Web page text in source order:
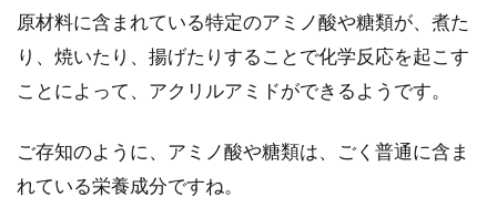
話題になっています。びっくり炊きの良いとこ
玄米のリジュベラックって一体何？
どんな効果があるの？
原材料に含まれている特定のアミノ酸や糖類が、煮た
り、焼いたり、揚げたりすることで化学反応を起こす
ことによって、アクリルアミドができるようです。
ご存知のように、アミノ酸や糖類は、ごく普通に含ま
れている栄養成分ですね。